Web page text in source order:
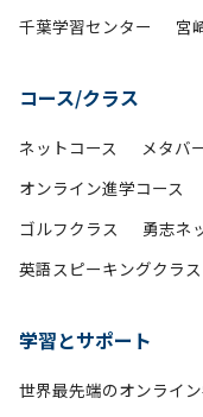
千葉学習センター
宮
コース/クラス
ネットコース メタバ
オンライン進学コース
ゴルフクラス
勇志ネ
英語スピーキングクラス
学習とサポート
世界最先端のオンライ